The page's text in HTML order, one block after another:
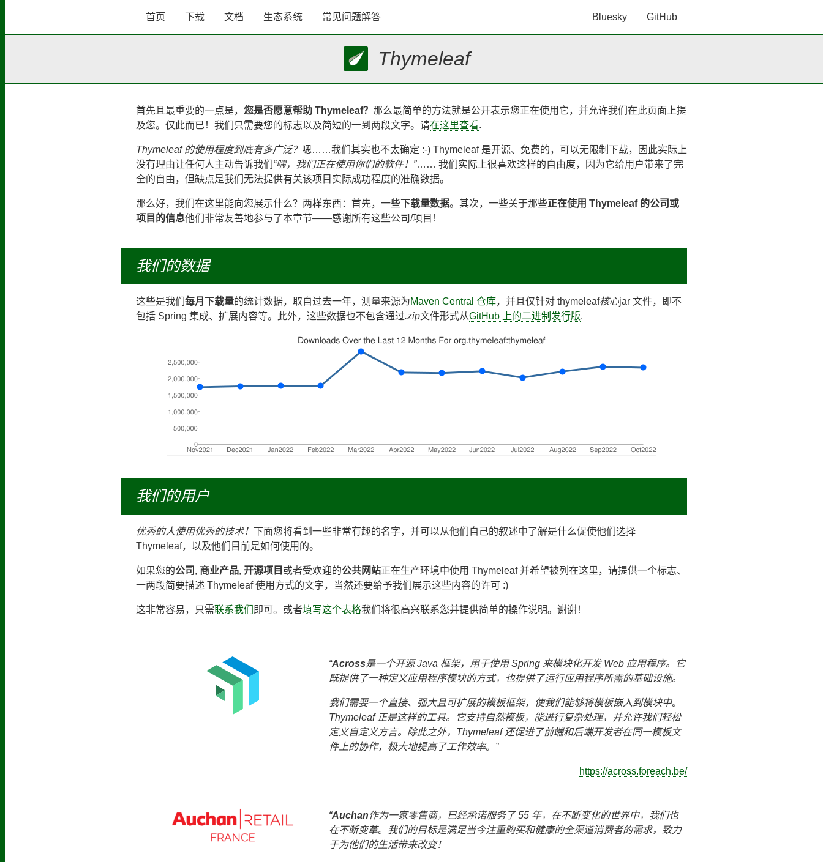
首页 下载 文档 生态系统 常见问题解答 Bluesky GitHub
Thymeleaf
首先且最重要的一点是， 您是否愿意帮助 Thymeleaf？ 那么最简单的方法就是公开表示您正在使用它，并允许我们在此页面上提
及您。仅此而已！我们只需要您的标志以及简短的一到两段文字。请在这里查看.
Thymeleaf 的使用程度到底有多广泛？ 嗯……我们其实也不太确定 :-) Thymeleaf 是开源、免费的，可以无限制下载，因此实际上
没有理由让任何人主动告诉我们 “嘿，我们正在使用你们的软件！”…… 我们实际上很喜欢这样的自由度，因为它给用户带来了完
全的自由，但缺点是我们无法提供有关该项目实际成功程度的准确数据。
那么好，我们在这里能向您展示什么？两样东西：首先，一些下载量数据。其次，一些关于那些正在使用 Thymeleaf 的公司或
项目的信息他们非常友善地参与了本章节——感谢所有这些公司/项目！
我们的数据
这些是我们 每月下载量的统计数据，取自过去一年，测量来源为Maven Central 仓库，并且仅针对 thymeleaf核心jar 文件，即不
包括 Spring 集成、扩展内容等。此外，这些数据也不包含通过.zip文件形式从GitHub 上的二进制发行版.
我们的用户
优秀的人使用优秀的技术！ 下面您将看到一些非常有趣的名字，并可以从他们自己的叙述中了解是什么促使他们选择
Thymeleaf，以及他们目前是如何使用的。
如果您的公司 , 商业产品, 开源项目 或者受欢迎的公共网站正在生产环境中使用 Thymeleaf 并希望被列在这里，请提供一个标志、
一两段简要描述 Thymeleaf 使用方式的文字，当然还要给予我们展示这些内容的许可 :)
这非常容易，只需联系我们 即可。或者填写这个表格我们将很高兴联系您并提供简单的操作说明。谢谢！
https://across.foreach.be/
Across是一个开源 Java 框架，用于使用 Spring 来模块化开发 Web 应用程序。它
既提供了一种定义应用程序模块的方式，也提供了运行应用程序所需的基础设施。
我们需要一个直接、强大且可扩展的模板框架，使我们能够将模板嵌入到模块中。
Thymeleaf 正是这样的工具。它支持自然模板，能进行复杂处理，并允许我们轻松
定义自定义方言。除此之外，Thymeleaf 还促进了前端和后端开发者在同一模板文
件上的协作，极大地提高了工作效率。
Auchan作为一家零售商，已经承诺服务了 55 年，在不断变化的世界中，我们也
在不断变革。我们的目标是满足当今注重购买和健康的全渠道消费者的需求，致力
于为他们的生活带来改变！